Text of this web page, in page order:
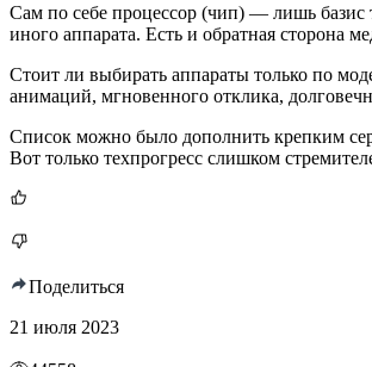
Сам по себе процессор (чип) — лишь базис
иного аппарата. Есть и обратная сторона
Стоит ли выбирать аппараты только по
анимаций, мгновенного отклика,
Список можно было дополнить крепким
Вот только техпрогресс слишком
Поделиться
21 июля 2023